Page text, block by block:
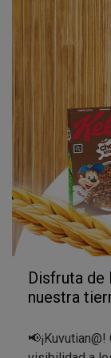
Disfruta
nuestra